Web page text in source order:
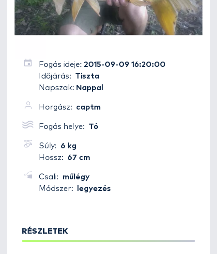
Fogás ideje: 2015-09-09 16:20:00
Időjárás:
Tiszta
Napszak: Nappal
Horgász: captm
Fogás helye: Tó
Súly:
6 kg
Hossz:
67 cm
Csali:
műlégy
Módszer:
legyezés
RÉSZLETEK